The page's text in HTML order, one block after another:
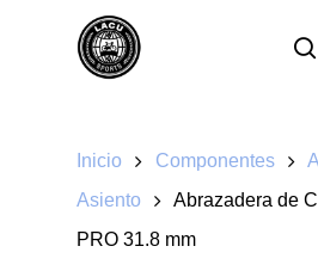
Inicio Componentes
Asiento
Abrazadera de
PRO 31.8 mm